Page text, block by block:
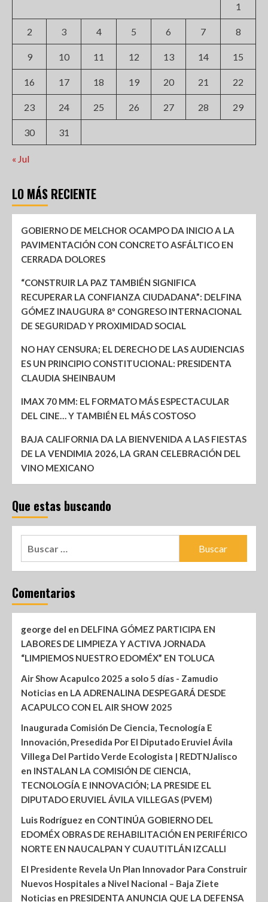
1
2 3 4 5 6 7 8
9 10 11 12 13 14 15
16 17 18 19 20 21 22
23 24 25 26 27 28 29
30 31
« Jul
LO MÁS RECIENTE
GOBIERNO DE MELCHOR OCAMPO DA INICIO A LA
PAVIMENTACIÓN CON CONCRETO ASFÁLTICO EN
CERRADA DOLORES
“CONSTRUIR LA PAZ TAMBIÉN SIGNIFICA
RECUPERAR LA CONFIANZA CIUDADANA”: DELFINA
GÓMEZ INAUGURA 8º CONGRESO INTERNACIONAL
DE SEGURIDAD Y PROXIMIDAD SOCIAL
NO HAY CENSURA; EL DERECHO DE LAS AUDIENCIAS
ES UN PRINCIPIO CONSTITUCIONAL: PRESIDENTA
CLAUDIA SHEINBAUM
IMAX 70 MM: EL FORMATO MÁS ESPECTACULAR
DEL CINE… Y TAMBIÉN EL MÁS COSTOSO
BAJA CALIFORNIA DA LA BIENVENIDA A LAS FIESTAS
DE LA VENDIMIA 2026, LA GRAN CELEBRACIÓN DEL
VINO MEXICANO
Que estas buscando
Comentarios
george del en DELFINA GÓMEZ PARTICIPA EN
LABORES DE LIMPIEZA Y ACTIVA JORNADA
“LIMPIEMOS NUESTRO EDOMÉX” EN TOLUCA
Air Show Acapulco 2025 a solo 5 días - Zamudio
Noticias en LA ADRENALINA DESPEGARÁ DESDE
ACAPULCO CON EL AIR SHOW 2025
Inaugurada Comisión De Ciencia, Tecnología E
Innovación, Presedida Por El Diputado Eruviel Ávila
Villega Del Partido Verde Ecologista | REDTNJalisco
en INSTALAN LA COMISIÓN DE CIENCIA,
TECNOLOGÍA E INNOVACIÓN; LA PRESIDE EL
DIPUTADO ERUVIEL ÁVILA VILLEGAS (PVEM)
Luis Rodríguez en CONTINÚA GOBIERNO DEL
EDOMÉX OBRAS DE REHABILITACIÓN EN PERIFÉRICO
NORTE EN NAUCALPAN Y CUAUTITLÁN IZCALLI
El Presidente Revela Un Plan Innovador Para Construir
Nuevos Hospitales a Nivel Nacional – Baja Ziete
Noticias en PRESIDENTA ANUNCIA QUE LA DEFENSA